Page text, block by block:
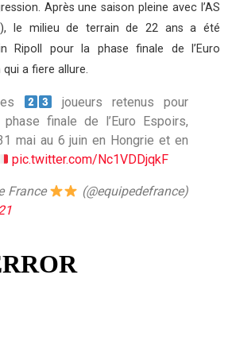
Après une saison pleine avec l’AS
le milieu de terrain de 22 ans a été
Ripoll pour la phase finale de l’Euro
qui a fiere allure.
joueurs retenus pour
finale de l’Euro Espoirs,
mai au 6 juin en Hongrie et en
pic.twitter.com/Nc1VDDjqkF
France
(@equipedefrance)